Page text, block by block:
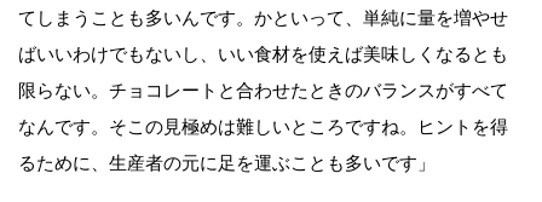
てしまうことも多いんです。かといって、単純に量を増やせ
ばいいわけでもないし、いい食材を使えば美味しくなるとも
限らない。チョコレートと合わせたときのバランスがすべて
なんです。そこの見極めは難しいところですね。ヒントを得
るために、生産者の元に足を運ぶことも多いです」